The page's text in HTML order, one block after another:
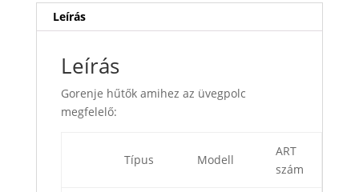
Leírás
Leírás
Gorenje hűtők amihez az üvegpolc
megfelelő:
Típus Modell
ART
szám